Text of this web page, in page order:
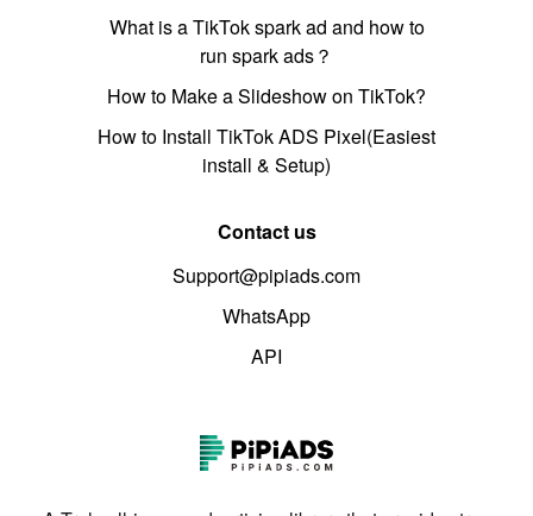
What is a TikTok spark ad and how to
run spark ads？
How to Make a Slideshow on TikTok?
How to Install TikTok ADS Pixel(Easiest
install & Setup)
Contact us
Support@pipiads.com
WhatsApp
API